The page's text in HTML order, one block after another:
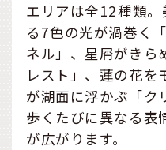
エリアは全12種類
る7色の光が渦巻く
ネル」、星屑がきら
レスト」、蓮の花を
が湖面に浮かぶ「ク
歩くたびに異なる表
が広がります。